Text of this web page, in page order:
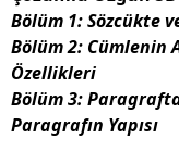
Bölüm 1: Sözcükte
Bölüm 2: Cümlenin
Özellikleri
Bölüm 3:
Paragrafın Yapısı